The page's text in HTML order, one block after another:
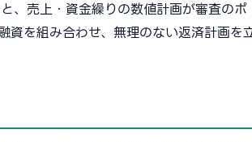
、売上・資金繰りの数値計画が審査のポ
資を組み合わせ、無理のない返済計画を